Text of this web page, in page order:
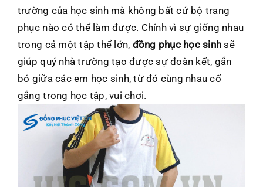
trường của học sinh mà không bất cứ bộ trang
phục nào có thể làm được. Chính vì sự giống nhau
trong cả một tập thể lớn, đồng phục học sinhsẽ
giúp quý nhà trường tạo được sự đoàn kết, gắn
bó giữa các em học sinh, từ đó cùng nhau cố
gắng trong học tập, vui chơi.